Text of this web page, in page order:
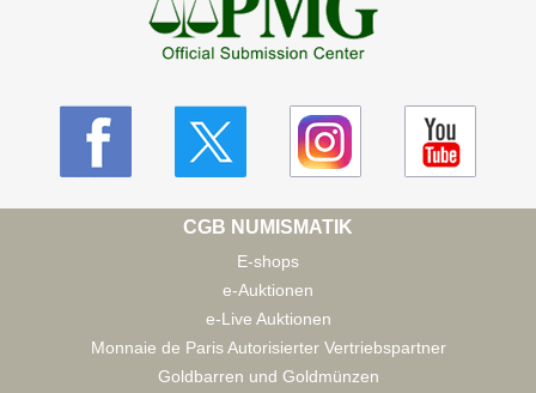
CGB NUMISMATIK
E-shops
e-Auktionen
e-Live Auktionen
Monnaie de Paris Autorisierter Vertriebspartner
Goldbarren und Goldmünzen